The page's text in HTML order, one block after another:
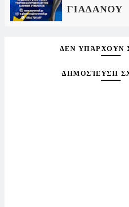
ΓΙΑΔΑΝΟΥ
ΔΕΝ ΥΠΆΡΧΟΥΝ
ΔΗΜΟΣΊΕΥΣΗ